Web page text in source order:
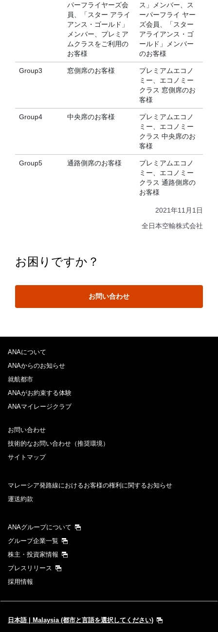
パーフライヤーズ会
員、「スター アライ
アンス・ゴールド」
メンバー、プレミア
ムクラスをご利用の
お客様
ス」メンバー、ス
ーパーフライ ヤー
ズ会員、「スター
アライアンス・ゴ
ールド」メンバー
のお客様
Group3 窓側席のお客様
プレミアムエコノ
ミー、エコノミー
クラス 窓側席のお
客様
Group4 中央席のお客様
プレミアムエコノ
ミー、エコノミー
クラス 中央席のお
客様
Group5 通路側席のお客様
プレミアムエコノ
ミー、エコノミー
クラス 通路側席の
お客様
2021年11月1日
全日本空輸株式会社
お困りですか？
お問い合わせ
ANAについて
ANAからのお知らせ
就航都市
ANAがお約束する体験
ANAマイレージクラブ
お問い合わせ
技術的なお問い合わせ（推奨環境）
サイトマップ
マレーシア発路線におけるお客様の権利に関するお知らせ
運送約款
ANAグループについて
グループ企業一覧
株主・投資家情報
プレスリリース
採用情報
日本語 | Malaysia (都市と言語を選択してください)